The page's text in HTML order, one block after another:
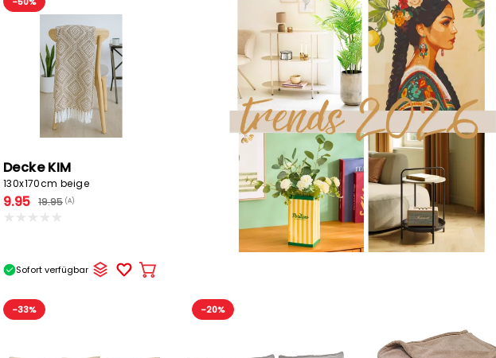
Decke KIM
130x170cm beige
9.95 19.95 (A)
Sofort verfügbar In
Warenkorb
-33% -20%